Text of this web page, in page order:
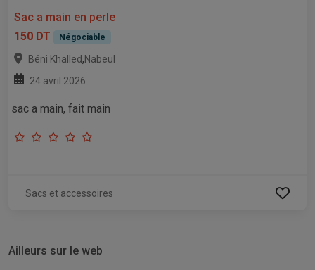
Sac a main en perle
150 DT
Négociable
Béni Khalled,Nabeul
24 avril 2026
sac a main, fait main
Sacs et accessoires
Ailleurs sur le web